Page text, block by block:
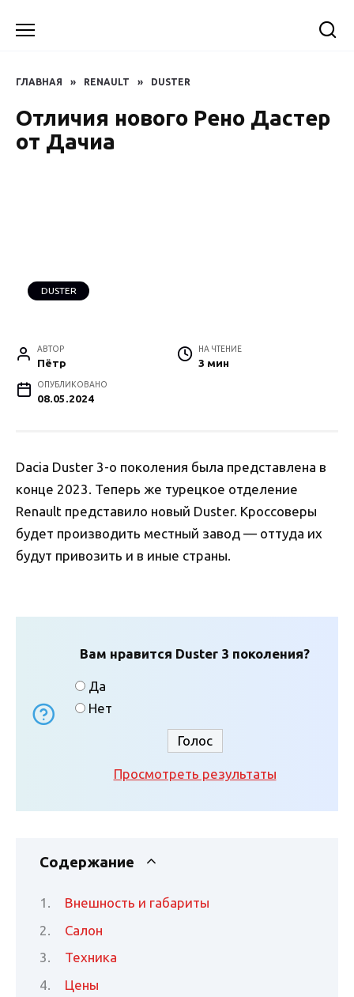
ГЛАВНАЯ » RENAULT » DUSTER
Отличия нового Рено Дастер
от Дачиа
DUSTER
АВТОР
Пётр
НА ЧТЕНИЕ
3 мин
ОПУБЛИКОВАНО
08.05.2024
Dacia Duster 3-о поколения была представлена в
конце 2023. Теперь же турецкое отделение
Renault представило новый Duster. Кроссоверы
будет производить местный завод — оттуда их
будут привозить и в иные страны.
Вам нравится Duster 3 поколения?
Да
Нет
Просмотреть результаты
Содержание
Внешность и габариты
Салон
Техника
Цены